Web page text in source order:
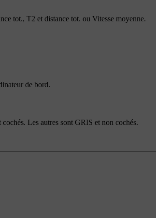
tot., T2 et distance tot. ou Vitesse moyenne.
de bord.
Les autres sont GRIS et non cochés.